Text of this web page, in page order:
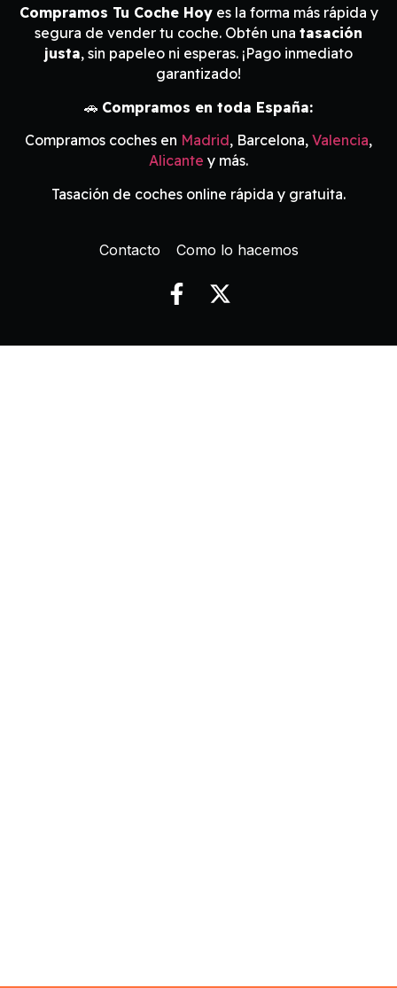
Compramos Tu Coche Hoyes la forma más rápida y
segura de vender tu coche. Obtén una tasación
justa, sin papeleo ni esperas. ¡Pago inmediato
garantizado!
🚗 Compramos en toda España:
Compramos coches en Madrid, Barcelona, Valencia,
Alicante y más.
Tasación de coches online rápida y gratuita.
Contacto Como lo hacemos